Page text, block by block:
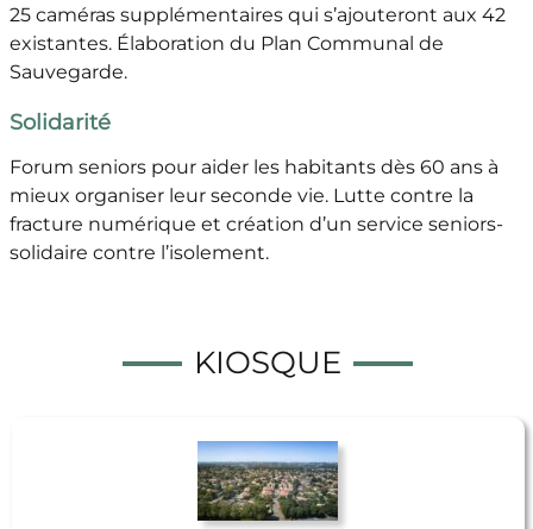
25 caméras supplémentaires qui s’ajouteront aux 42
existantes. Élaboration du Plan Communal de
Sauvegarde.
Solidarité
Forum seniors pour aider les habitants dès 60 ans à
mieux organiser leur seconde vie. Lutte contre la
fracture numérique et création d’un service seniors-
solidaire contre l’isolement.
KIOSQUE